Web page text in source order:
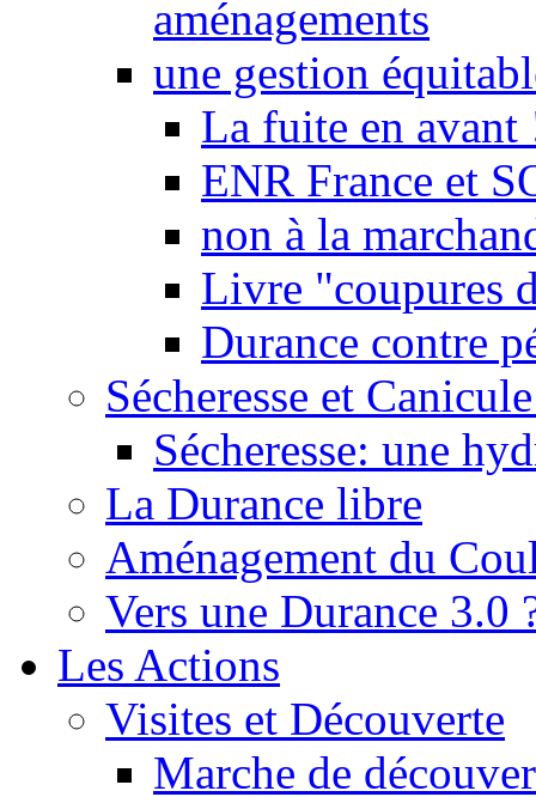
aménagements
une gestion
La fuite en avant
ENR France et
non à la
Livre "coupures
Durance contre
Sécheresse et
Sécheresse: une
La Durance libre
Aménagement du
Vers une Durance 3.0
Les Actions
Visites et Découverte
Marche de